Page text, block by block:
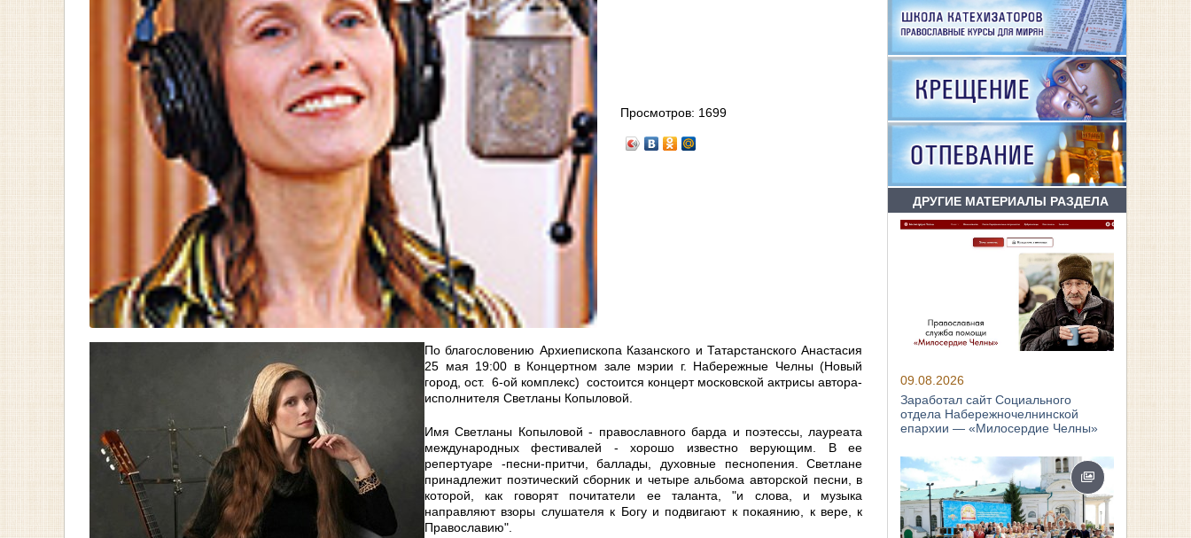
Просмотров: 1699
По благословению Архиепископа Казанского и Татарстанского Анастасия
25 мая 19:00 в Концертном зале мэрии г. Набережные Челны (Новый
город, ост. 6-ой комплекс) состоится концерт московской актрисы автора-
исполнителя Светланы Копыловой.
Имя Светланы Копыловой - православного барда и поэтессы, лауреата
международных фестивалей - хорошо известно верующим. В ее
репертуаре -песни-притчи, баллады, духовные песнопения. Светлане
принадлежит поэтический сборник и четыре альбома авторской песни, в
которой, как говорят почитатели ее таланта, "и слова, и музыка
направляют взоры слушателя к Богу и подвигают к покаянию, к вере, к
Православию".
ДРУГИЕ МАТЕРИАЛЫ РАЗДЕЛА
09.08.2026
Заработал сайт Социального
отдела Набережночелнинской
епархии — «Милосердие Челны»